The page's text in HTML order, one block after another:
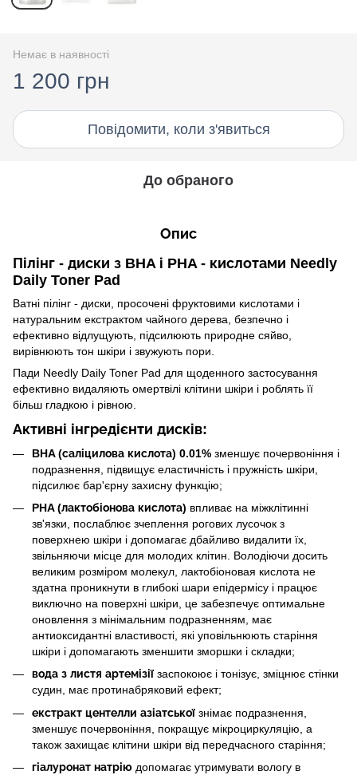
Немає в наявності
1 200 грн
Повідомити, коли з'явиться
До обраного
Опис
Пілінг - диски з BHA і PHA - кислотами Needly
Daily Toner Pad
Ватні пілінг - диски, просочені фруктовими кислотами і
натуральним екстрактом чайного дерева, безпечно і
ефективно відлущують, підсилюють природне сяйво,
вирівнюють тон шкіри і звужують пори.
Пади Needly Daily Toner Pad для щоденного застосування
ефективно видаляють омертвілі клітини шкіри і роблять її
більш гладкою і рівною.
Активні інгредієнти дисків:
BHA (саліцилова кислота) 0.01% зменшує почервоніння і
подразнення, підвищує еластичність і пружність шкіри,
підсилює бар'єрну захисну функцію;
PHA (лактобіонова кислота) впливає на міжклітинні
зв'язки, послаблює зчеплення рогових лусочок з
поверхнею шкіри і допомагає дбайливо видалити їх,
звільняючи місце для молодих клітин. Володіючи досить
великим розміром молекул, лактобіоновая кислота не
здатна проникнути в глибокі шари епідермісу і працює
виключно на поверхні шкіри, це забезпечує оптимальне
оновлення з мінімальним подразненням, має
антиоксидантні властивості, які уповільнюють старіння
шкіри і допомагають зменшити зморшки і складки;
вода з листя артемізії заспокоює і тонізує, зміцнює стінки
судин, має протинабряковий ефект;
екстракт центелли азіатської знімає подразнення,
зменшує почервоніння, покращує мікроциркуляцію, а
також захищає клітини шкіри від передчасного старіння;
гіалуронат натрію допомагає утримувати вологу в